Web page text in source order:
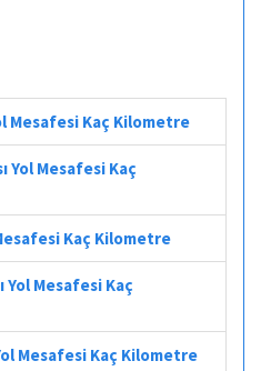
Mesafesi Kaç Kilometre
Yol Mesafesi Kaç
Kaç Kilometre
Yol Mesafesi Kaç
Mesafesi Kaç Kilometre